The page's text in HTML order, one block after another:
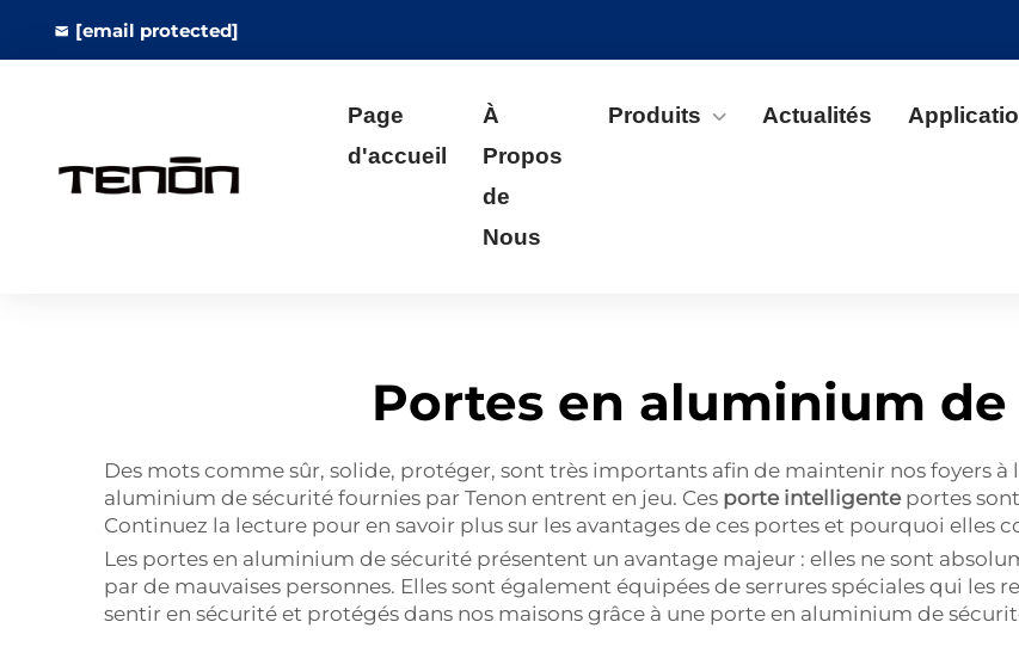
[email protected]
Page
d'accueil
À
Propos
de
Nous
Produits Actualités
Portes en aluminium
Des mots comme sûr, solide, protéger, sont très importants afin de maintenir nos foyers à
aluminium de sécurité fournies par Tenon entrent en jeu. Ces porte intelligente portes
Continuez la lecture pour en savoir plus sur les avantages de ces portes et pourquoi elles
Les portes en aluminium de sécurité présentent un avantage majeur : elles ne sont
par de mauvaises personnes. Elles sont également équipées de serrures spéciales qui les
sentir en sécurité et protégés dans nos maisons grâce à une porte en aluminium de